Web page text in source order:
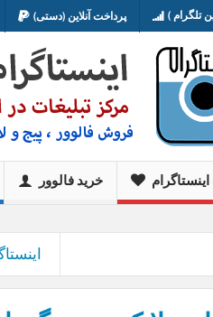
پرداخت آنلاین (دستی) تلگرام )
خرید فالوور